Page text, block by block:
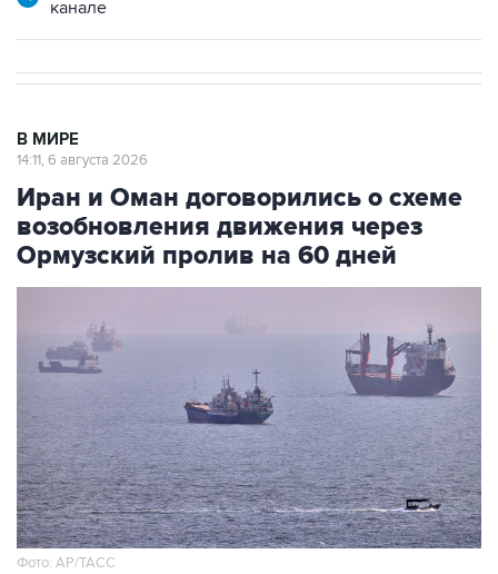
канале
В МИРЕ
14:11, 6 августа 2026
Иран и Оман договорились о схеме
возобновления движения через
Ормузский пролив на 60 дней
Фото: AP/ТАСС